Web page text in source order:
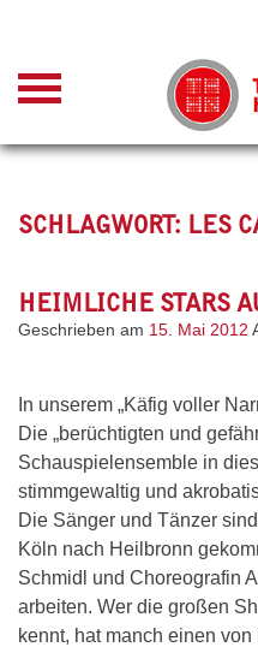
content
SCHLAGWORT: LES
HEIMLICHE STARS
Geschrieben am 15. Mai 2012
In unserem „Käfig voller
Die „berüchtigten und
Schauspielensemble in
stimmgewaltig und
Die Sänger und Tänzer
Köln nach Heilbronn
Schmidl und Choreografin
arbeiten. Wer die großen
kennt, hat manch einen